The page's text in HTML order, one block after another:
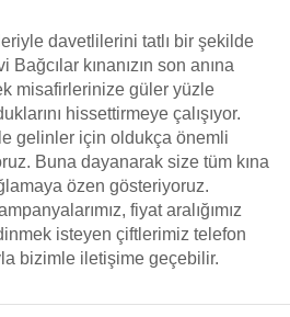
davetlilerini tatlı bir şekilde
Bağcılar kınanızın son anına
misafirlerinize güler yüzle
hissettirmeye çalışıyor.
gelinler için oldukça önemli
Buna dayanarak size tüm kına
özen gösteriyoruz.
fiyat aralığımız
isteyen çiftlerimiz telefon
bizimle iletişime geçebilir.